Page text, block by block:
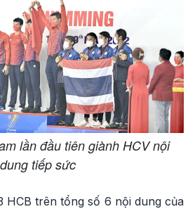
lần đầu tiên giành HCV nội
dung tiếp sức
HCB trên tổng số 6 nội dung của